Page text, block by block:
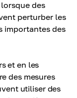
des
perturber les
importantes des
et en les
des mesures
utiliser des